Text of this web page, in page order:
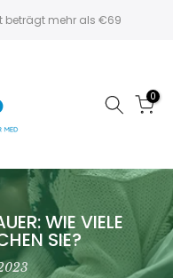
beträgt mehr als €69
0
WIE VIELE
SIE?